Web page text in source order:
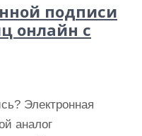
подписи
онлайн с
Электронная
аналог